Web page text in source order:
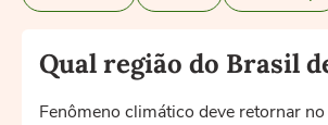
Qual região do Brasil
Fenômeno climático deve retornar